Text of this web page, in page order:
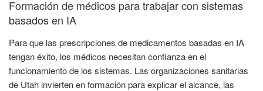
Formación de médicos para trabajar con sistemas
basados en IA
Para que las prescripciones de medicamentos basadas en IA
tengan éxito, los médicos necesitan confianza en el
funcionamiento de los sistemas. Las organizaciones sanitarias
de Utah invierten en formación para explicar el alcance, las